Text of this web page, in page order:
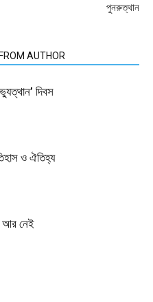
পুনরুত্থান
AUTHOR
দিবস
ও ঐতিহ্য
আর নেই